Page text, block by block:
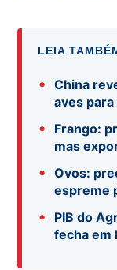
LEIA
•
China
aves para
•
Frango:
mas
•
Ovos:
espreme
•
PIB do
fecha em